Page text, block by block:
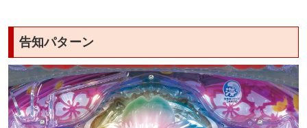
告知パターン